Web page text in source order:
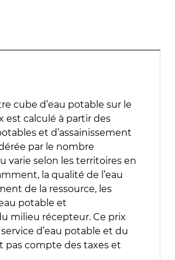
cube d’eau potable sur le
est calculé à partir des
et d’assainissement
par le nombre
varie selon les territoires en
la qualité de l’eau
de la ressource, les
potable et
milieu récepteur. Ce prix
d’eau potable et du
pas compte des taxes et